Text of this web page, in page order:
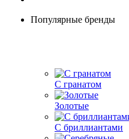
Популярные бренды
С гранатом
Золотые
С бриллиантами